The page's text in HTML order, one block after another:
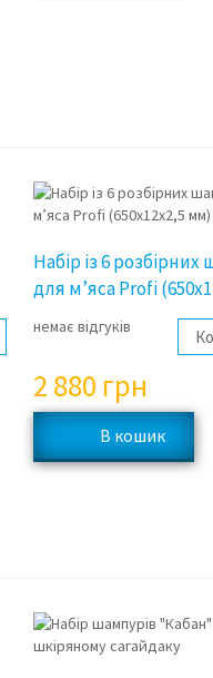
Набір із 6 розбірних
для м’яса Profi
немає відгуків
2 880 грн